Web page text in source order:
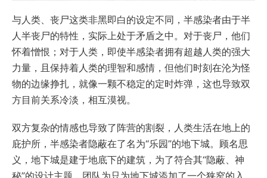
与人类、丧尸这类非黑即白的设定不同，半感染者由于半
人半丧尸的特性，实际上处于矛盾之中。对于丧尸，他们
怀着憎恨；对于人类，即使半感染者拥有超越人类的强大
力量，且保持着人类的理智和感情，但他们时刻在沦为怪
物的边缘挣扎，就像一颗不稳定的定时炸弹，这也导致双
方目前关系冷淡，相互漠视。
双方复杂的情感也导致了阵营的割裂，人类生活在地上的
庇护所，半感染者隐蔽在了名为“乐园”的地下城。顾名思
义，地下城是建于地底下的建筑，为了符合其“隐蔽、神
秘”的设计主题，团队为只为地下城添加了一个狭窄的入